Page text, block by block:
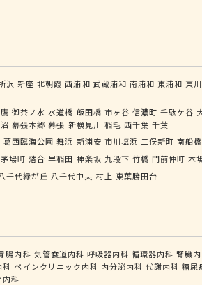
沢 新座 北朝霞 西浦和 武蔵浦和 南浦和 東浦和 東
御茶ノ水 水道橋 飯田橋 市ヶ谷 信濃町 千駄ケ谷
幕張本郷 幕張 新検見川 稲毛 西千葉 千葉
葛西臨海公園 舞浜 新浦安 市川塩浜 二俣新町 南船橋
茅場町 落合 早稲田 神楽坂 九段下 竹橋 門前仲町 木
千代緑が丘 八千代中央 村上 東葉勝田台
腸内科 気管食道内科 呼吸器内科 循環器内科 腎臓
科 ペインクリニック内科 内分泌内科 代謝内科 糖尿
内科